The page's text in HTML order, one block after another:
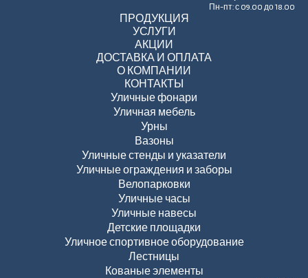
Пн-пт: с 09.00 до 18.00
ПРОДУКЦИЯ
УСЛУГИ
АКЦИИ
ДОСТАВКА И ОПЛАТА
О КОМПАНИИ
КОНТАКТЫ
Уличные фонари
Уличная мебель
Урны
Вазоны
Уличные стенды и указатели
Уличные ограждения и заборы
Велопарковки
Уличные часы
Уличные навесы
Детские площадки
Уличное спортивное оборудование
Лестницы
Кованые элементы